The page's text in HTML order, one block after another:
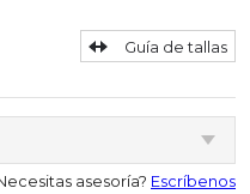
Guía de tallas
asesoría? Escríbenos